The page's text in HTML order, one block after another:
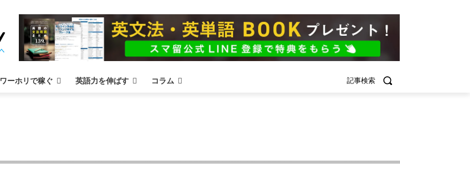
ワーホリで稼ぐ 英語力を伸ばす コラム 記事検索